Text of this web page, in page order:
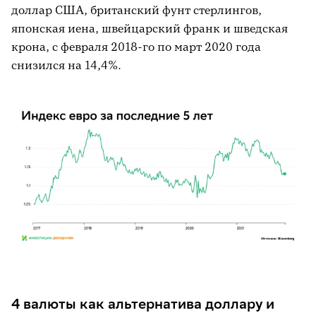
доллар США, британский фунт стерлингов,
японская иена, швейцарский франк и шведская
крона, с февраля 2018-го по март 2020 года
снизился на 14,4%.
4 валюты как альтернатива доллару и